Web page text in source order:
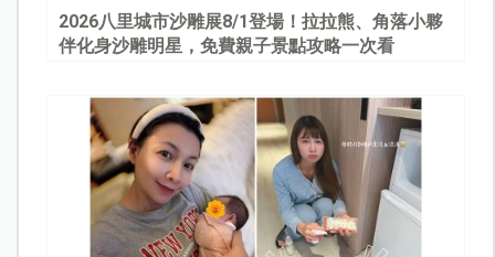
2026八里城市沙雕展8/1登場！拉拉熊、角落小夥
伴化身沙雕明星，免費親子景點攻略一次看